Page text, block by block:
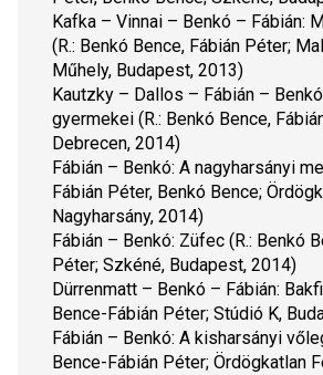
Kafka – Vinnai – Benkó – Fábián:
(R.: Benkó Bence, Fábián Péter;
Műhely, Budapest, 2013)
Kautzky – Dallos – Fábián –
gyermekei (R.: Benkó Bence,
Debrecen, 2014)
Fábián – Benkó: A nagyharsányi
Fábián Péter, Benkó Bence;
Nagyharsány, 2014)
Fábián – Benkó: Züfec (R.: Benkó
Péter; Szkéné, Budapest, 2014)
Dürrenmatt – Benkó – Fábián:
Bence-Fábián Péter; Stúdió K,
Fábián – Benkó: A kisharsányi
Bence-Fábián Péter; Ördögkatlan